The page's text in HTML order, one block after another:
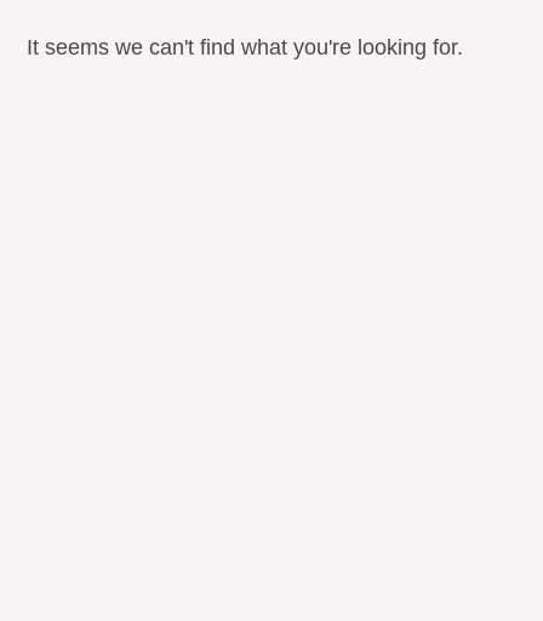
It seems we can't find what you're looking for.